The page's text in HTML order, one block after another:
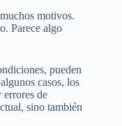
motivos.
Parece algo
pueden
casos, los
errores de
sino también